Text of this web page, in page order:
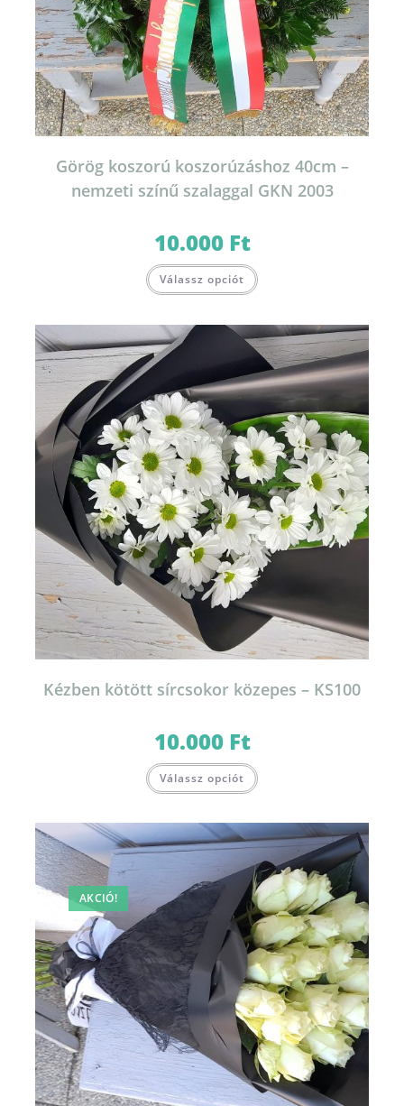
Görög koszorú koszorúzáshoz 40cm –
nemzeti színű szalaggal GKN 2003
10.000 Ft
Válassz opciót
Kézben kötött sírcsokor közepes – KS100
10.000 Ft
Válassz opciót
AKCIÓ!